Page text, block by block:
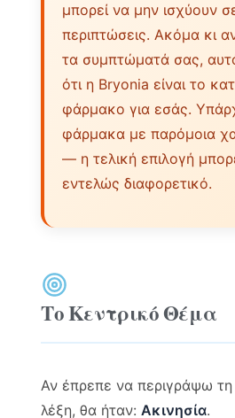
μπορεί να μην ισχύουν
περιπτώσεις. Ακόμα κι
τα συμπτώματά σας,
ότι η Bryonia είναι το
φάρμακο για εσάς.
φάρμακα με παρόμοια
— η τελική επιλογή
εντελώς διαφορετικό.
Το Κεντρικό Θέμα
Αν έπρεπε να περιγράψω
λέξη, θα ήταν: Ακινησία.